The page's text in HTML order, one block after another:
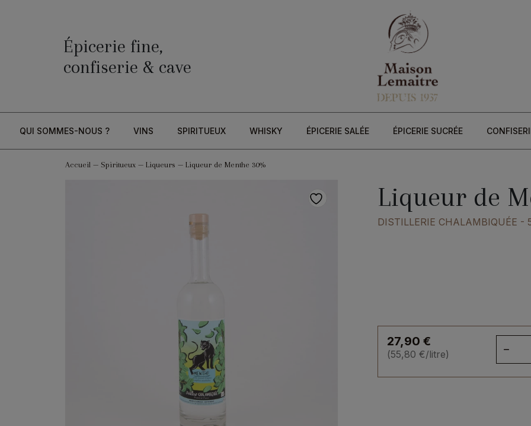
Épicerie fine,
confiserie & cave
QUI SOMMES-NOUS ? VINS SPIRITUEUX WHISKY ÉPICERIE SALÉE ÉPICERIE SUCRÉE
Accueil— Spiritueux— Liqueurs — Liqueur de Menthe 30%
Liqueur de
DISTILLERIE CHALAMBIQUÉE -
27,90 €
(55,80 €/litre)